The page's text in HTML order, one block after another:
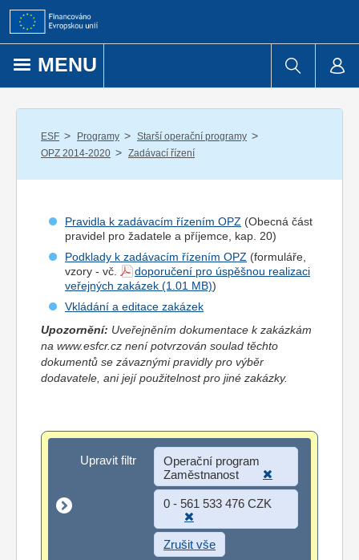
Přejít k obsahu
MENU
ESF / Programy / Starší operační programy /
OPZ 2014-2020 / Zadávací řízení
Pravidla k zadávacím řízením OPZ (Obecná část
pravidel pro žadatele a příjemce , kap. 20)
Podklady k zadávacím řízením OPZ (formuláře,
vzory - vč.
doporučení pro úspěšnou realizaci
veřejných zakázek
)
Vkládání a editace zakázek
Upozornění: Uveřejněním dokumentace k zakázkám
na www.esfcr.cz není potvrzován soulad těchto
dokumentů se závaznými pravidly pro výběr
dodavatele, ani její použitelnost pro jiné zakázky.
Upravit filtr
Upravit filtr
Operační program
Zaměstnanost
0 - 561 533 476 CZK
Zrušit vše